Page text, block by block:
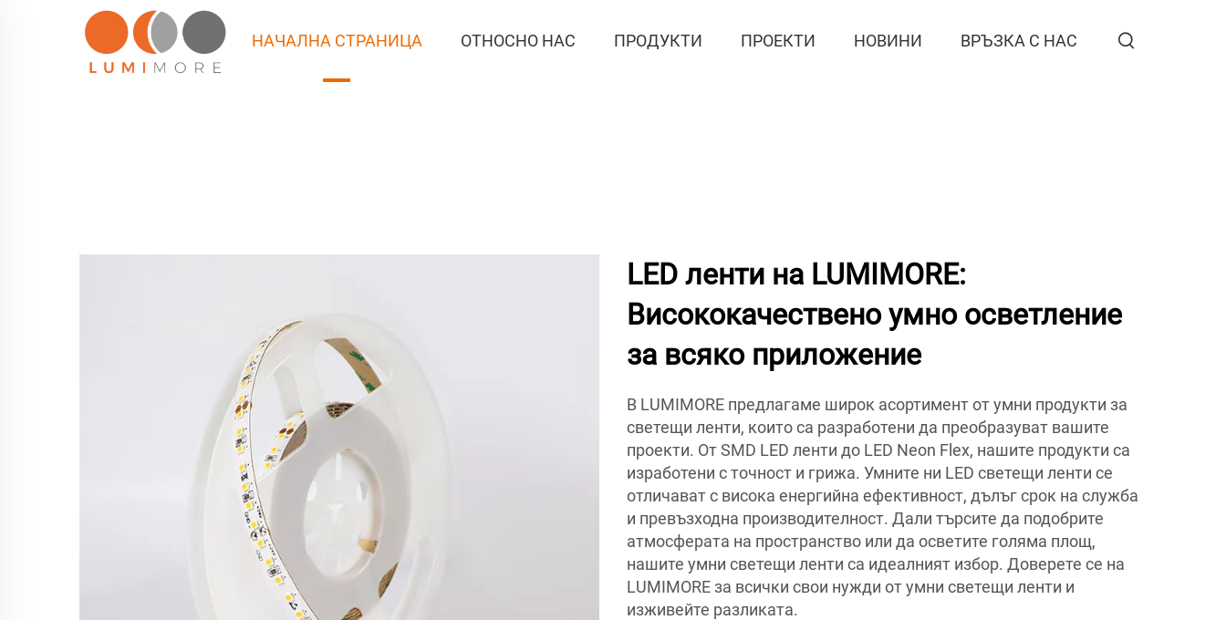
НАЧАЛНА СТРАНИЦА ОТНОСНО НАС ПРОДУКТИ ПРОЕКТИ НОВИНИ ВРЪЗКА С НАС
LED ленти на LUMIMORE:
Висококачествено умно осветление
за всяко приложение
В LUMIMORE предлагаме широк асортимент от умни продукти за
светещи ленти, които са разработени да преобразуват вашите
проекти. От SMD LED ленти до LED Neon Flex, нашите продукти са
изработени с точност и грижа. Умните ни LED светещи ленти се
отличават с висока енергийна ефективност, дълъг срок на служба
и превъзходна производителност. Дали търсите да подобрите
атмосферата на пространство или да осветите голяма площ,
нашите умни светещи ленти са идеалният избор. Доверете се на
LUMIMORE за всички свои нужди от умни светещи ленти и
изживейте разликата.